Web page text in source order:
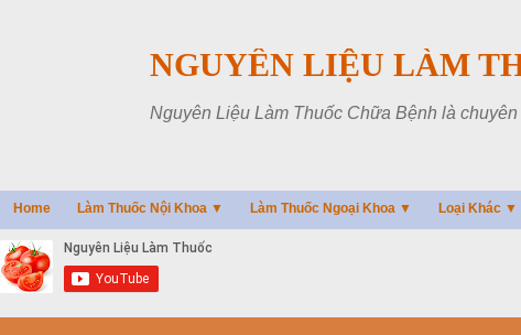
NGUYÊN LIỆU LÀM
Nguyên Liệu Làm Thuốc Chữa Bệnh là
Home Làm Thuốc Nội Khoa ▼ Làm Thuốc Ngoại Khoa ▼ Loại Khác ▼